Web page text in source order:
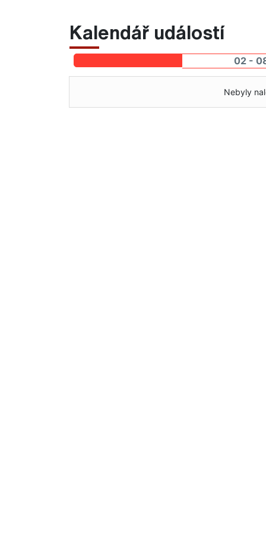
Kalendář událostí
02 -
Nebyly